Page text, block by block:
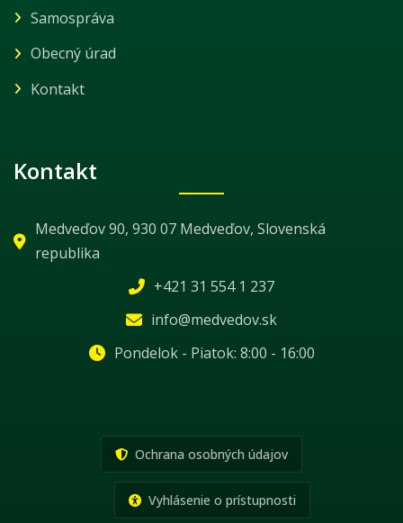
Samospráva
Obecný úrad
Kontakt
Kontakt
Medveďov 90, 930 07 Medveďov, Slovenská
republika
+421 31 554 1 237
info@medvedov.sk
Pondelok - Piatok: 8:00 - 16:00
Ochrana osobných údajov
Vyhlásenie o prístupnosti